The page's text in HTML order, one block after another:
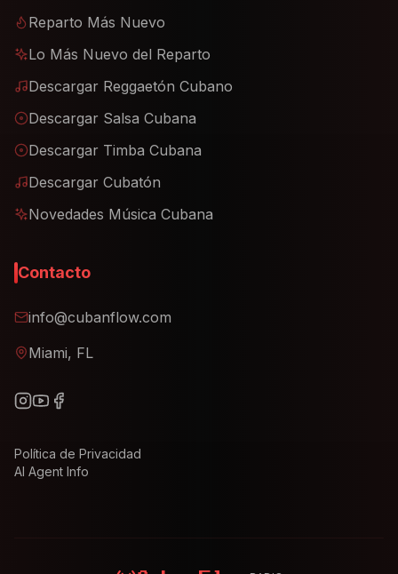
Reparto Más Nuevo
Lo Más Nuevo del Reparto
Descargar Reggaetón Cubano
Descargar Salsa Cubana
Descargar Timba Cubana
Descargar Cubatón
Novedades Música Cubana
Contacto
info@cubanflow.com
Miami, FL
Política de Privacidad
AI Agent Info